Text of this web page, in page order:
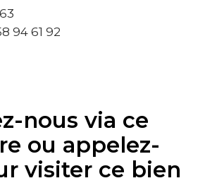
94 61 92
nous via ce
ou appelez-
visiter ce bien